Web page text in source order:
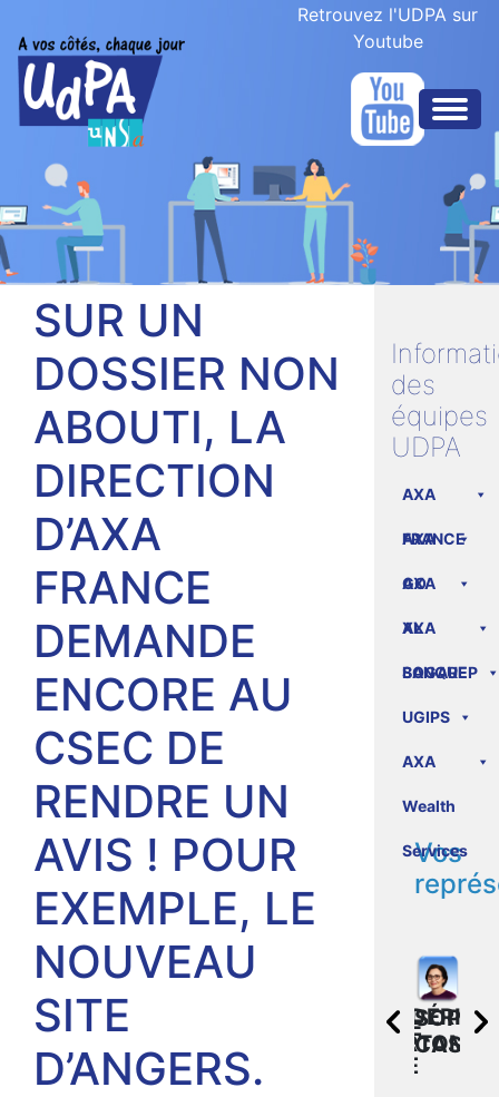
Retrouvez l'UDPA sur
Youtube
SUR UN
DOSSIER NON
ABOUTI, LA
DIRECTION
D’AXA
FRANCE
DEMANDE
ENCORE AU
CSEC DE
RENDRE UN
AVIS ! POUR
EXEMPLE, LE
NOUVEAU
SITE
D’ANGERS.
des
équipes
UDPA
AXA
FRANCE
AXA
GO
AXA
XL
AXA
BANQUE
SOGAREP
UGIPS
AXA
Wealth
Services
Vos
CHRISTOPHE
BANQUE
FRÉDÉRIC
DORTOMB
SOPHIE